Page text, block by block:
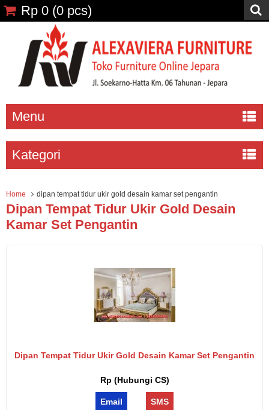
Rp 0 (0 pcs)
Menu
Kategori
Home dipan tempat tidur ukir gold desain kamar set pengantin
Dipan Tempat Tidur Ukir Gold Desain
Kamar Set Pengantin
Dipan Tempat Tidur Ukir Gold Desain Kamar Set Pengantin
Rp (Hubungi CS)
Email SMS